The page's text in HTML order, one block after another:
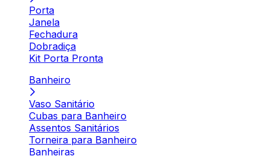
Porta
Janela
Fechadura
Dobradiça
Kit Porta Pronta
Banheiro
Vaso Sanitário
Cubas para Banheiro
Assentos Sanitários
Torneira para Banheiro
Banheiras